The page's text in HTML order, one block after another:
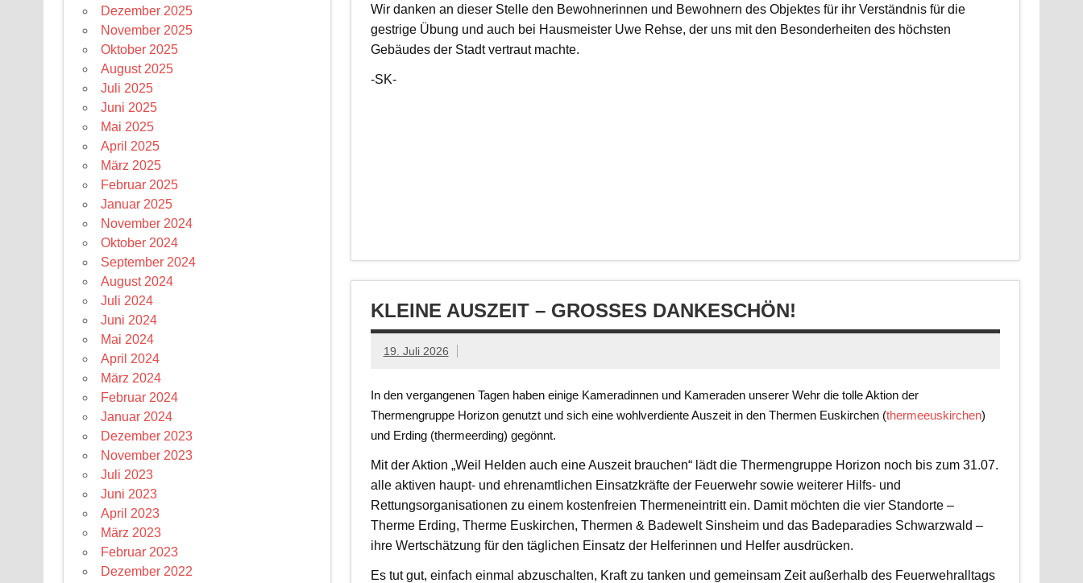
Wir danken an dieser Stelle den Bewohnerinnen und Bewohnern des Objektes für ihr Verständnis für die
gestrige Übung und auch bei Hausmeister Uwe Rehse, der uns mit den Besonderheiten des höchsten
Gebäudes der Stadt vertraut machte.
-SK-
KLEINE AUSZEIT – GROSSES DANKESCHÖN!
19. Juli 2026
In den vergangenen Tagen haben einige Kameradinnen und Kameraden unserer Wehr die tolle Aktion der
Thermengruppe Horizon genutzt und sich eine wohlverdiente Auszeit in den Thermen Euskirchen (thermeeuskirchen)
und Erding (thermeerding) gegönnt.
Mit der Aktion „Weil Helden auch eine Auszeit brauchen“ lädt die Thermengruppe Horizon noch bis zum 31.07.
alle aktiven haupt- und ehrenamtlichen Einsatzkräfte der Feuerwehr sowie weiterer Hilfs- und
Rettungsorganisationen zu einem kostenfreien Thermeneintritt ein. Damit möchten die vier Standorte –
Therme Erding, Therme Euskirchen, Thermen & Badewelt Sinsheim und das Badeparadies Schwarzwald –
ihre Wertschätzung für den täglichen Einsatz der Helferinnen und Helfer ausdrücken.
Es tut gut, einfach einmal abzuschalten, Kraft zu tanken und gemeinsam Zeit außerhalb des Feuerwehralltags
Dezember 2025
November 2025
Oktober 2025
August 2025
Juli 2025
Juni 2025
Mai 2025
April 2025
März 2025
Februar 2025
Januar 2025
November 2024
Oktober 2024
September 2024
August 2024
Juli 2024
Juni 2024
Mai 2024
April 2024
März 2024
Februar 2024
Januar 2024
Dezember 2023
November 2023
Juli 2023
Juni 2023
April 2023
März 2023
Februar 2023
Dezember 2022